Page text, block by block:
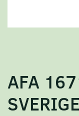
AFA
SVERIGE